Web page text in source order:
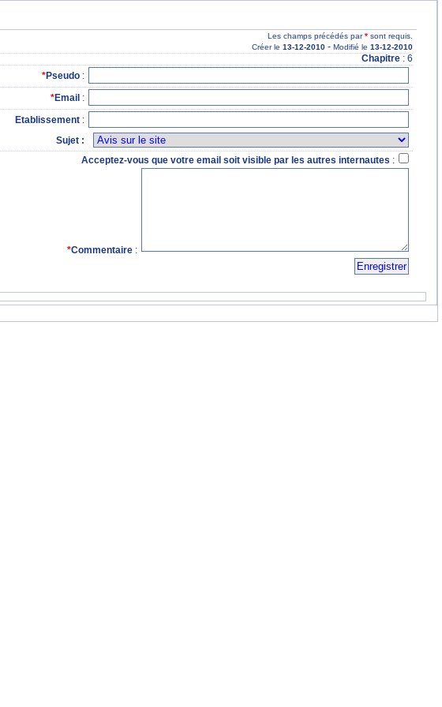
Les champs précédés par* sont requis.
Créer le 13-12-2010 - Modifié le 13-12-2010
Chapitre : 6
*Pseudo :
*Email :
Etablissement :
Sujet :
Acceptez-vous que votre email soit visible par les autres internautes :
*Commentaire: